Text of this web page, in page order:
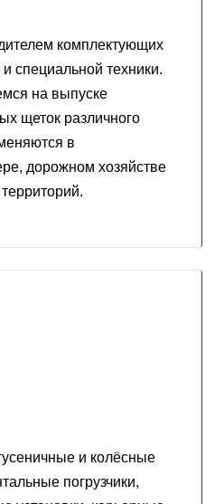
комплектующих
специальной техники.
на выпуске
щеток различного
в
дорожном хозяйстве
и колёсные
погрузчики,